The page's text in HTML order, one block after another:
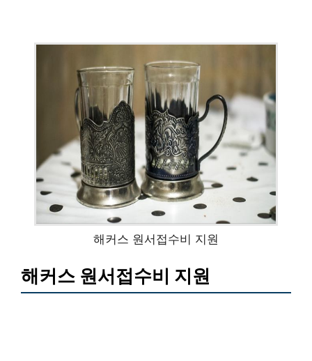
해커스 원서접수비 지원
해커스 원서접수비 지원